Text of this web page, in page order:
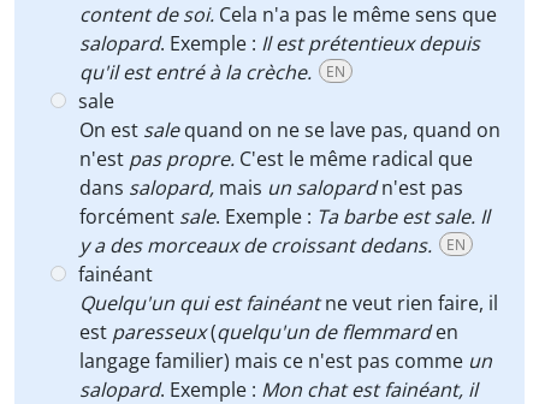
content de soi. Cela n'a pas le même sens que
salopard. Exemple : Il est prétentieux depuis
qu'il est entré à la crèche.
EN
sale
On est salequand on ne se lave pas, quand on
n'est pas propre. C'est le même radical que
dans salopard, mais un salopardn'est pas
forcément sale. Exemple : Ta barbe est sale. Il
y a des morceaux de croissant dedans.
EN
fainéant
Quelqu'un qui est fainéantne veut rien faire, il
est paresseux(quelqu'un de flemmarden
langage familier) mais ce n'est pas comme un
salopard. Exemple : Mon chat est fainéant, il